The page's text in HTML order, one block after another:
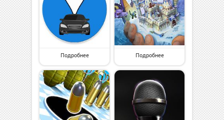
Подробнее Подробнее